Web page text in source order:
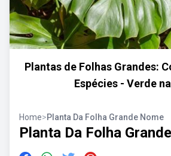
Plantas de Folhas Grandes:
Espécies - Verde
Home>Planta Da Folha Grande Nome
Planta Da Folha